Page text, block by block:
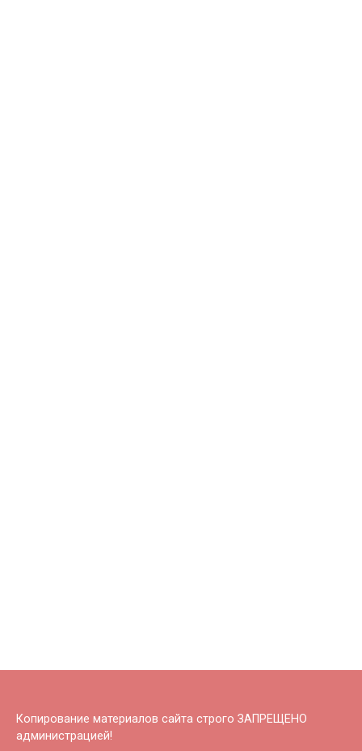
Копирование материалов сайта строго ЗАПРЕЩЕНО
администрацией!